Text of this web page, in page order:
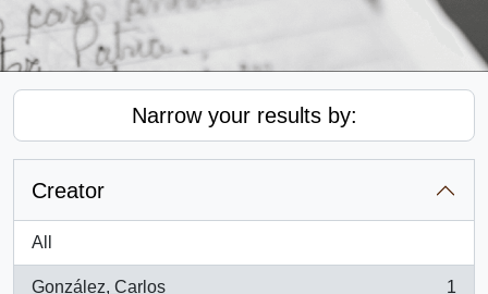
Narrow your results by:
Creator
All
González, Carlos 1